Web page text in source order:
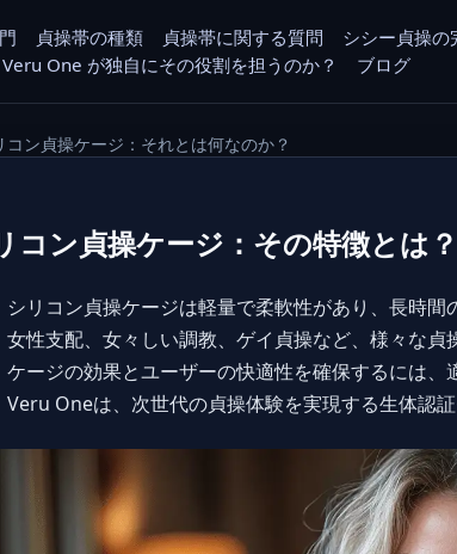
貞操帯の種類 貞操帯に関する質問 シシー貞操の
One が独自にその役割を担うのか？
ブログ
コン貞操ケージ：それとは何なのか？
コン貞操ケージ：その特徴とは？
シリコン貞操ケージは軽量で柔軟性があり、長時間
女性支配、女々しい調教、ゲイ貞操など、様々な貞
ケージの効果とユーザーの快適性を確保するには、
Veru Oneは、次世代の貞操体験を実現する生体認